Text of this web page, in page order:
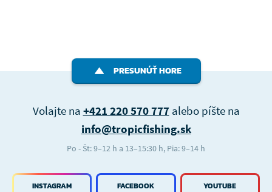
PRESUNÚŤ HORE
INSTAGRAM FACEBOOK YOUTUBE
Volajte na +421 220 570 777alebo píšte na
info@tropicfishing.sk
Po - Št: 9–12 h a 13–15:30 h, Pia: 9–14 h